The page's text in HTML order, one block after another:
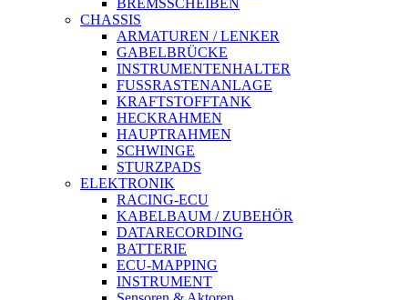
BREMSSCHEIBEN
CHASSIS
ARMATUREN / LENKER
GABELBRÜCKE
INSTRUMENTENHALTER
FUSSRASTENANLAGE
KRAFTSTOFFTANK
HECKRAHMEN
HAUPTRAHMEN
SCHWINGE
STURZPADS
ELEKTRONIK
RACING-ECU
KABELBAUM / ZUBEHÖR
DATARECORDING
BATTERIE
ECU-MAPPING
INSTRUMENT